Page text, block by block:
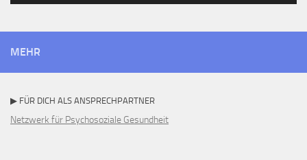
MEHR
▶ FÜR DICH ALS ANSPRECHPARTNER
Netzwerk für Psychosoziale Gesundheit